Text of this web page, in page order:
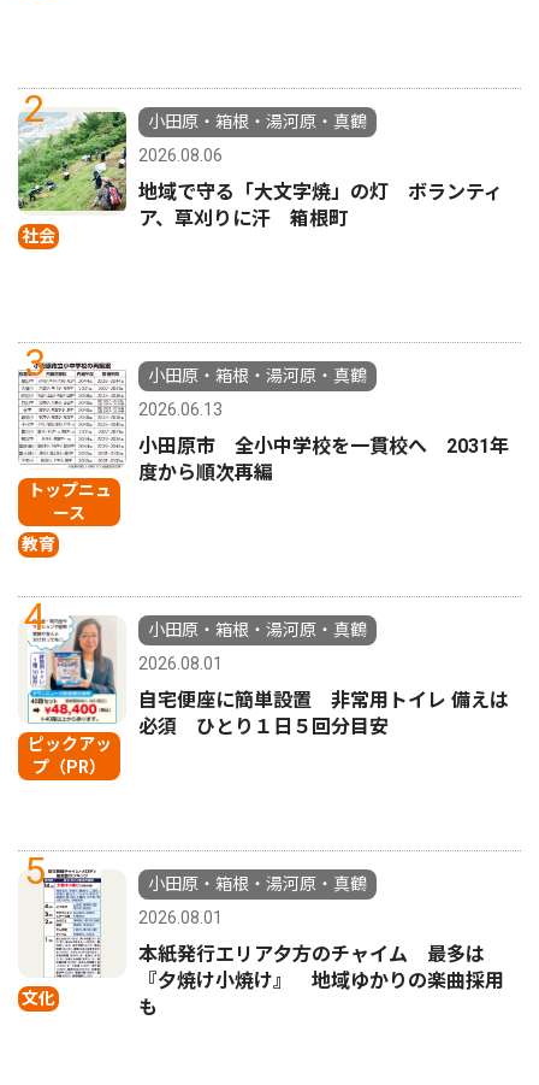
2
社会
小田原・箱根・湯河原・真鶴
2026.08.06
地域で守る「大文字焼」の灯 ボランティ
ア、草刈りに汗 箱根町
3
トップニュ
ース
教育
小田原・箱根・湯河原・真鶴
2026.06.13
小田原市 全小中学校を一貫校へ 2031年
度から順次再編
4
ピックアッ
プ（PR）
小田原・箱根・湯河原・真鶴
2026.08.01
自宅便座に簡単設置 非常用トイレ 備えは
必須 ひとり１日５回分目安
5
文化
小田原・箱根・湯河原・真鶴
2026.08.01
本紙発行エリア夕方のチャイム 最多は
『夕焼け小焼け』 地域ゆかりの楽曲採用
も